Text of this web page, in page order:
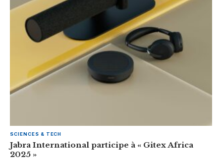
SCIENCES & TECH
Jabra International participe à « Gitex Africa
2025 »